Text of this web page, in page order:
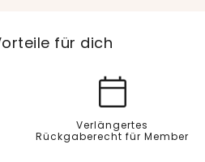
für dich
Verlängertes
Rückgaberecht für Member